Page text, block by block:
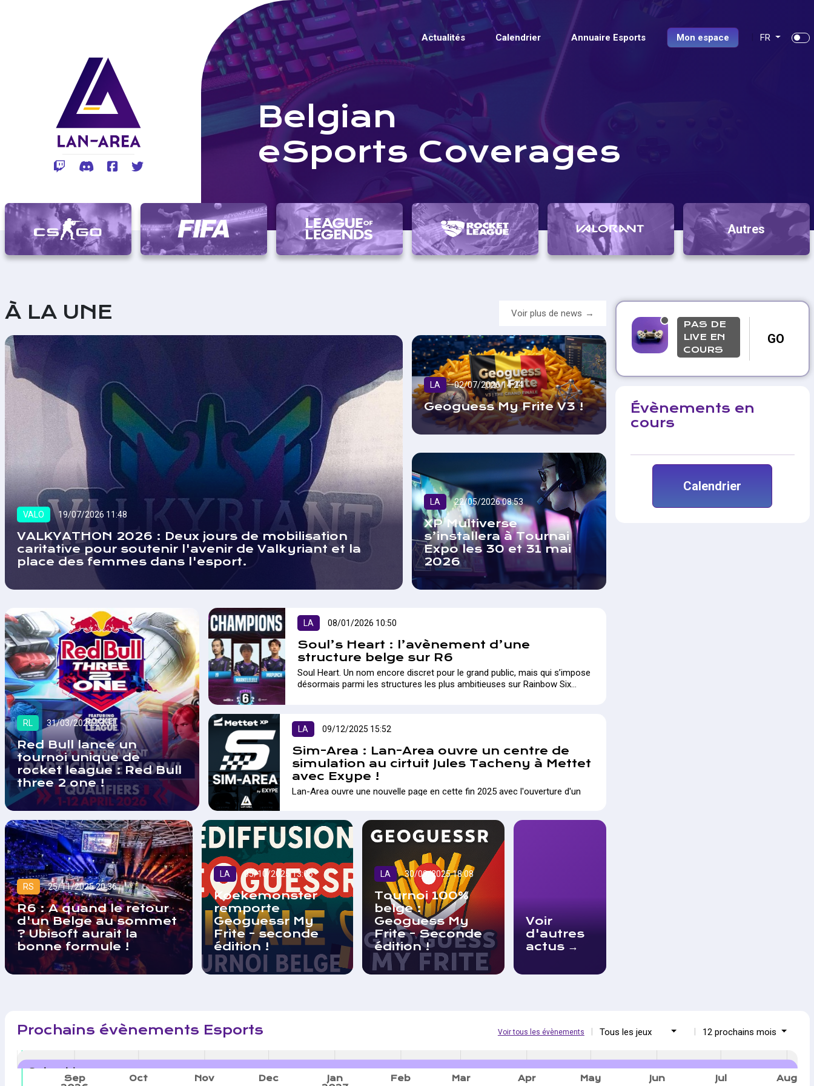
Rejoignez-vous sur Twitch
Rejoignez-vous sur Discord
Rejoignez-vous sur Facebook
Rejoignez-vous sur Twitter
Actualités Calendrier Annuaire Esports Mon espace FR
Belgian
eSports Coverages
Autres
À LA UNE Voir plus de news
VALO 19/07/2026 11:48
VALKYATHON 2026 : Deux jours de mobilisation
caritative pour soutenir l'avenir de Valkyriant et la
place des femmes dans l'esport.
LA 02/07/2026 14:24
Geoguess My Frite V3 !
LA 22/05/2026 08:53
XP Multiverse
s’installera à Tournai
Expo les 30 et 31 mai
2026
RL 31/03/2026 23:51
Red Bull lance un
tournoi unique de
rocket league : Red Bull
three 2 one !
LA 08/01/2026 10:50
Soul’s Heart : l’avènement d’une
structure belge sur R6
Soul Heart. Un nom encore discret pour le grand public, mais qui s’impose
désormais parmi les structures les plus ambitieuses sur Rainbow Six
LA 09/12/2025 15:52
Sim-Area : Lan-Area ouvre un centre de
simulation au cirtuit Jules Tacheny à Mettet
avec Exype !
Lan-Area ouvre une nouvelle page en cette fin 2025 avec l'ouverture d'un
RS 25/11/2025 20:36
R6 : A quand le retour
d'un Belge au sommet
? Ubisoft aurait la
bonne formule !
LA 05/10/2025 13:06
Koekemonster
remporte
Geoguessr My
Frite - seconde
édition !
LA 30/09/2025 18:08
Tournoi 100%
belge :
Geoguess My
Frite - Seconde
édition !
Voir
d'autres
actus
PAS DE
LIVE EN
COURS
GO
Évènements en
cours
Calendrier
Prochains évènements Esports Voir tous les évènements Tous les jeux 12 prochains mois
Sep
Oct Nov Dec Jan Feb Mar Apr May Jun Jul Aug
Calendrier